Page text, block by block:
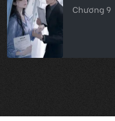
Chương 9